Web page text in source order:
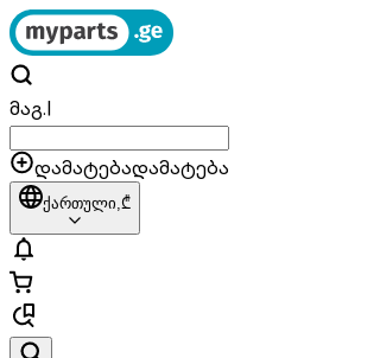
მაგ.|
დამატებადამატება
ქართული,₾